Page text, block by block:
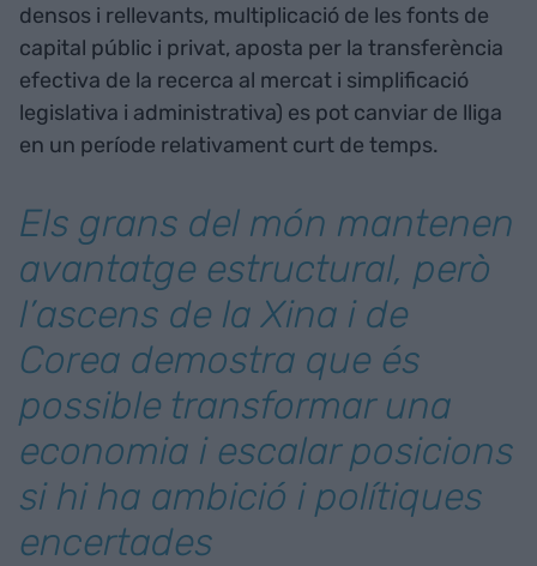
densos i rellevants, multiplicació de les fonts de
capital públic i privat, aposta per la transferència
efectiva de la recerca al mercat i simplificació
legislativa i administrativa) es pot canviar de lliga
en un període relativament curt de temps.
Els grans del món mantenen
avantatge estructural, però
l’ascens de la Xina i de
Corea demostra que és
possible transformar una
economia i escalar posicions
si hi ha ambició i polítiques
encertades